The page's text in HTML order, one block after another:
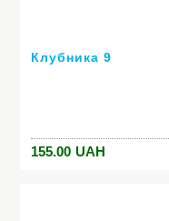
Клубника 9
155.00 UAH